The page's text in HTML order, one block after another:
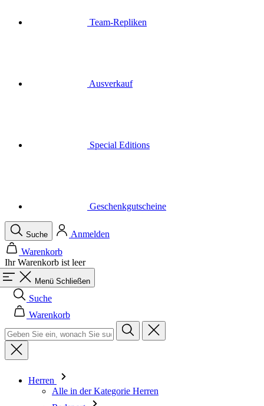
Team-Repliken
Ausverkauf
Special Editions
Geschenkgutscheine
Suche
Anmelden
Warenkorb
Ihr Warenkorb ist leer
Menü Schließen
Suche
Warenkorb
Herren
Alle in der Kategorie Herren